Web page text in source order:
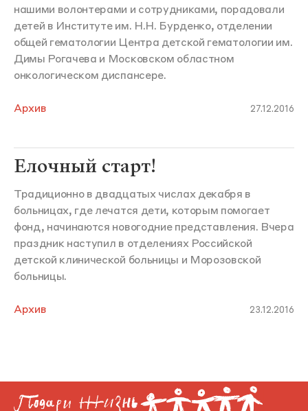
нашими волонтерами и сотрудниками, порадовали
детей в Институте им. Н.Н. Бурденко, отделении
общей гематологии Центра детской гематологии им.
Димы Рогачева и Московском областном
онкологическом диспансере.
Архив 27.12.2016
Елочный старт!
Традиционно в двадцатых числах декабря в
больницах, где лечатся дети, которым помогает
фонд, начинаются новогодние представления. Вчера
праздник наступил в отделениях Российской
детской клинической больницы и Морозовской
больницы.
Архив 23.12.2016